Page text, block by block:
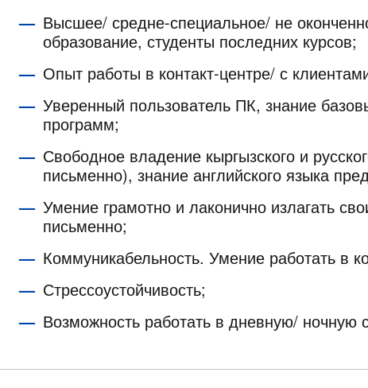
Высшее/ средне-специальное/ не
образование, студенты последних курсов;
Опыт работы в контакт-центре/ с
Уверенный пользователь ПК, знание
программ;
Свободное владение кыргызского и
письменно), знание английского языка
Умение грамотно и лаконично излагать
письменно;
Коммуникабельность. Умение работать в
Стрессоустойчивость;
Возможность работать в дневную/ ночную